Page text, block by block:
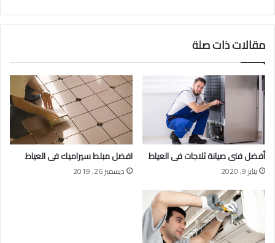
مقالات ذات صلة
أفضل فنى صيانة ثلاجات فى العياط
يناير 9, 2020
افضل مبلط سيراميك فى العياط
ديسمبر 26, 2019